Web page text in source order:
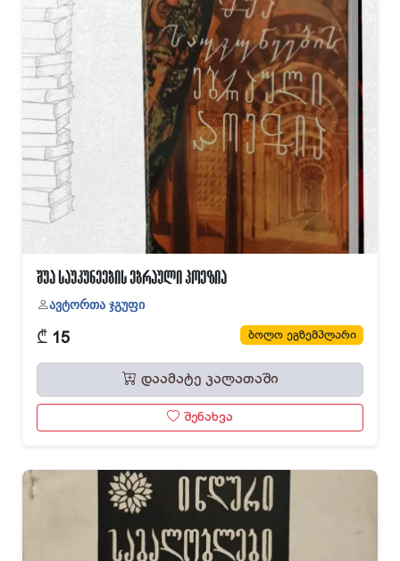
შუა საუკუნეების ებრაული პოეზია
ავტორთა ჯგუფი
₾ 15 ბოლო ეგზემპლარი
დაამატე კალათაში
შენახვა